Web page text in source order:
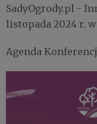
SadyOgrody.pl -
listopada 2024 r.
Agenda